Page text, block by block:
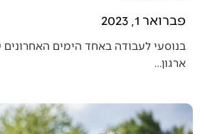
פברואר 1, 2023
בנוסעי לעבודה באחד הימים האחרונים
ארגון…